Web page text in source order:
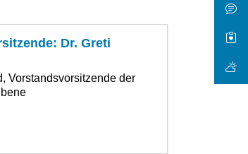
Dr. Greti
Vorstandsvorsitzende der